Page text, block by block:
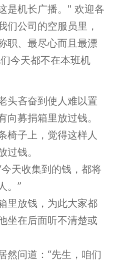
是机长广播。" 欢迎各
们公司的空服员里，
职、最尽心而且最漂
今天都不在本班机
头吝奋到使人难以置
向募捐箱里放过钱。
椅子上，觉得这样人
过钱。
天收集到的钱，都将
。”
里放钱，为此大家都
坐在后面听不清楚或
然问道：“先生，咱们